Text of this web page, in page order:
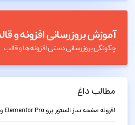
مطالب داغ
افزونه صفحه ساز المنتور پرو Elementor Pro وردپرس نسخه 4.2.1